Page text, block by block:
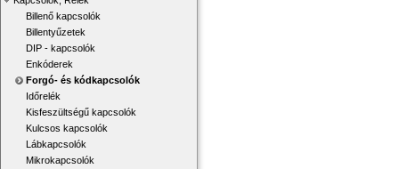
Billenő kapcsolók
Billentyűzetek
DIP - kapcsolók
Enkóderek
Forgó- és kódkapcsolók
Időrelék
Kisfeszültségű kapcsolók
Kulcsos kapcsolók
Lábkapcsolók
Mikrokapcsolók